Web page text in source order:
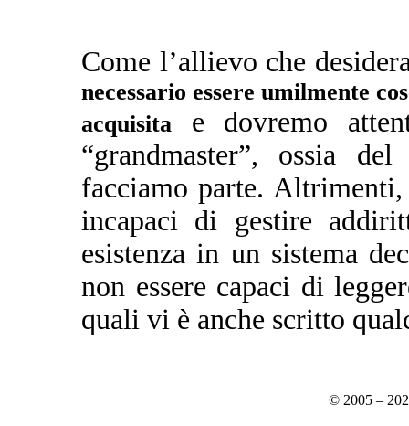
Come l’allievo che
necessario essere umilmente
acquisita
e dovremo
“grandmaster”, ossia
facciamo parte.
incapaci di gestire
esistenza in un sistema
non essere capaci di
quali vi è anche scritto
© 2005 –